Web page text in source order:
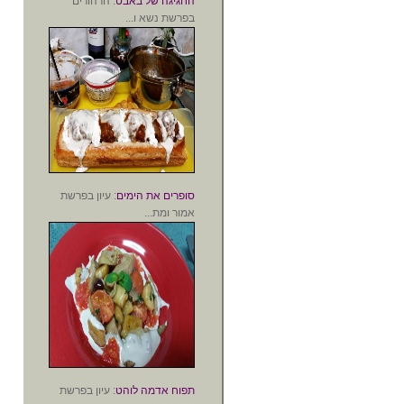
בפרשת נשא ו...
סופרים את הימים: עיון בפרשת
אמור ומת...
תפוח אדמה לוהט: עיון בפרשת